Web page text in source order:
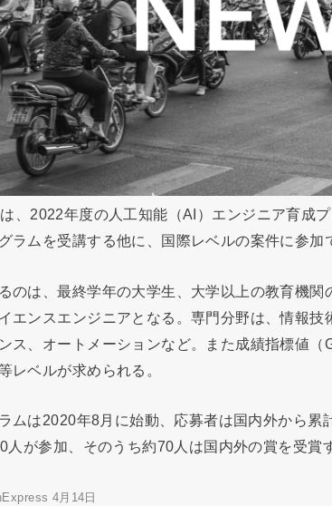
、2022年度の人工知能（AI）エンジニア育成
ラムを受講する他に、国際レベルの案件に参加
のは、最終学年の大学生、大学以上の教育機
エンスエンジニアとなる。専門分野は、情報
ス、オートメーションなど。また成績指標値
レベルが求められる。
ムは2020年8月に始動、応募者は国内外から累
人が参加、そのうち約70人は国内外の賞を受賞
4月14日